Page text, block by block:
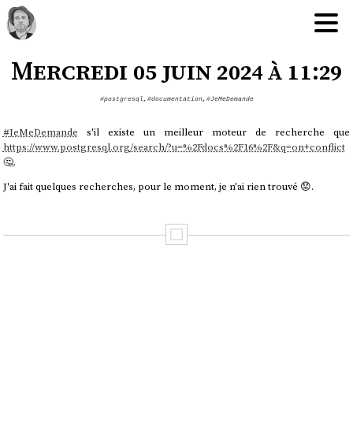
Mercredi 05 juin 2024 à 11:29
#postgresql, #documentation, #JeMeDemande
#JeMeDemande s'il existe un meilleur moteur de recherche que
https://www.postgresql.org/search/?u=%2Fdocs%2F16%2F&q=on+conflict
🤔.
J'ai fait quelques recherches, pour le moment, je n'ai rien trouvé 😟.